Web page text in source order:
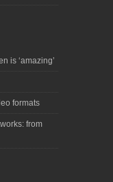
is ‘amazing’
formats
from